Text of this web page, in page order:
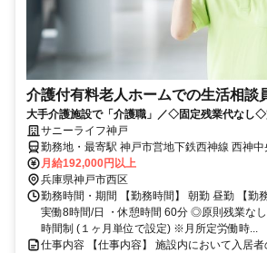
介護付有料老人ホームでの生活相談
大手介護施設で「介護職」／◇固定残業代なし
率高サニーライフ神戸
勤務地・最寄駅 神戸市営地下鉄西神線 西神
可能です。駐車場ございます。
月給192,000円以上
兵庫県神戸市西区
勤務時間・期間 【勤務時間】 朝勤 昼勤 【勤
実働8時間/日 ・休憩時間 60分 ◎原則残業な
時間制 (１ヶ月単位で設定) ※月所定労働時...
仕事内容 【仕事内容】 施設内において入居